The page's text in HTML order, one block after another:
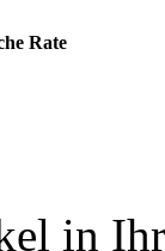
Rate
in